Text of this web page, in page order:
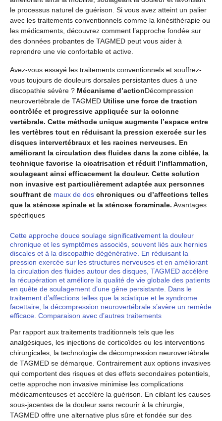
le processus naturel de guérison. Si vous avez atteint un palier
avec les traitements conventionnels comme la kinésithérapie ou
les médicaments, découvrez comment l’approche fondée sur
des données probantes de TAGMED peut vous aider à
reprendre une vie confortable et active.
Avez-vous essayé les traitements conventionnels et souffrez-
vous toujours de douleurs dorsales persistantes dues à une
discopathie sévère ? Mécanisme d’actionDécompression
neurovertébrale de TAGMED Utilise une force de traction
contrôlée et progressive appliquée sur la colonne
vertébrale. Cette méthode unique augmente l’espace entre
les vertèbres tout en réduisant la pression exercée sur les
disques intervertébraux et les racines nerveuses. En
améliorant la circulation des fluides dans la zone ciblée, la
technique favorise la cicatrisation et réduit l’inflammation,
soulageant ainsi efficacement la douleur. Cette solution
non invasive est particulièrement adaptée aux personnes
souffrant de maux de dos chroniques ou d’affections telles
que la sténose spinale et la sténose foraminale. Avantages
spécifiques
Cette approche douce soulage significativement la douleur
chronique et les symptômes associés, souvent liés aux hernies
discales et à la discopathie dégénérative. En réduisant la
pression exercée sur les structures nerveuses et en améliorant
la circulation des fluides autour des disques, TAGMED accélère
la récupération et améliore la qualité de vie globale des patients
en quête de soulagement d’une gêne persistante. Dans le
traitement d’affections telles que la sciatique et le syndrome
facettaire, la décompression neurovertébrale s’avère un remède
efficace. Comparaison avec d’autres traitements
Par rapport aux traitements traditionnels tels que les
analgésiques, les injections de corticoïdes ou les interventions
chirurgicales, la technologie de décompression neurovertébrale
de TAGMED se démarque. Contrairement aux options invasives
qui comportent des risques et des effets secondaires potentiels,
cette approche non invasive minimise les complications
médicamenteuses et accélère la guérison. En ciblant les causes
sous-jacentes de la douleur sans recourir à la chirurgie,
TAGMED offre une alternative plus sûre et fondée sur des